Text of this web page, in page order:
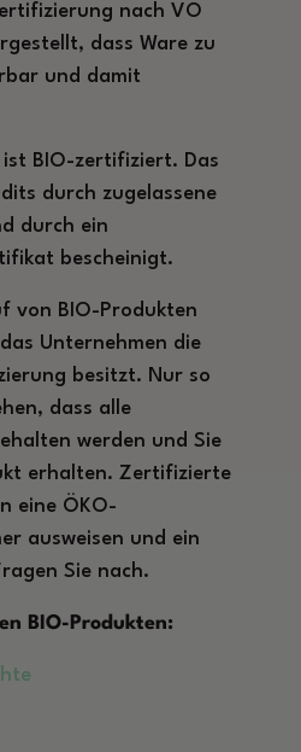
nach VO
dass Ware zu
und damit
BIO-zertifiziert. Das
durch zugelassene
durch ein
bescheinigt.
von BIO-Produkten
Unternehmen die
besitzt. Nur so
dass alle
werden und Sie
erhalten. Zertifizierte
eine ÖKO-
ausweisen und ein
Sie nach.
BIO-Produkten: